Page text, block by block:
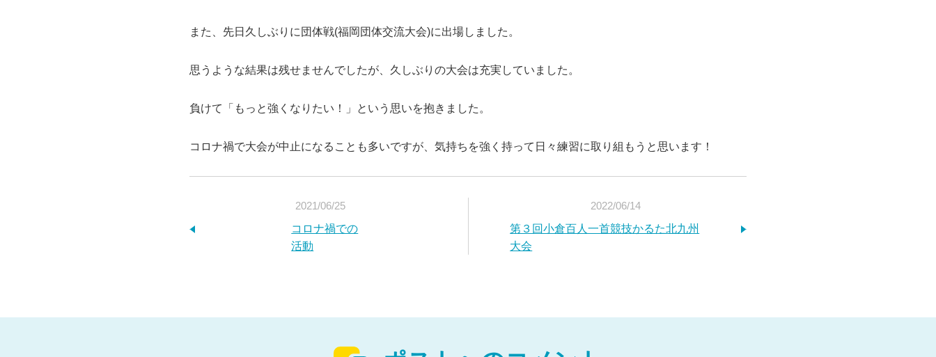
また、先日久しぶりに団体戦(福岡団体交流大会)に出場しました。
思うような結果は残せませんでしたが、久しぶりの大会は充実していました。
負けて「もっと強くなりたい！」という思いを抱きました。
コロナ禍で大会が中止になることも多いですが、気持ちを強く持って日々練習に取り組もうと思います！
2021/06/25
コロナ禍での
活動
2022/06/14
第３回小倉百人一首競技かるた北九州
大会